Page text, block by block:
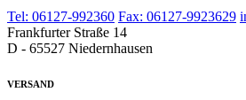
Tel: 06127-992360 Fax: 06127-9923629
Frankfurter Straße 14
D - 65527 Niedernhausen
VERSAND